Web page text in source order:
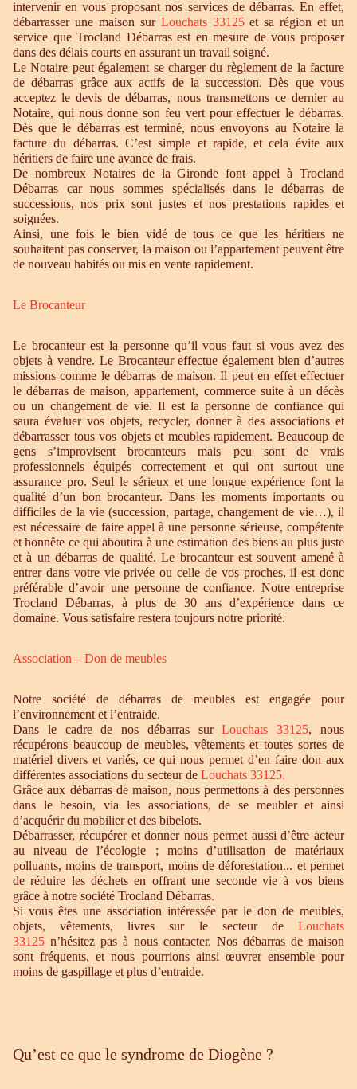
intervenir en vous proposant nos services de débarras. En effet,
débarrasser une maison sur Louchats 33125et sa région et un
service que Trocland Débarras est en mesure de vous proposer
dans des délais courts en assurant un travail soigné.
Le Notaire peut également se charger du règlement de la facture
de débarras grâce aux actifs de la succession. Dès que vous
acceptez le devis de débarras, nous transmettons ce dernier au
Notaire, qui nous donne son feu vert pour effectuer le débarras.
Dès que le débarras est terminé, nous envoyons au Notaire la
facture du débarras. C’est simple et rapide, et cela évite aux
héritiers de faire une avance de frais.
De nombreux Notaires de la Gironde font appel à Trocland
Débarras car nous sommes spécialisés dans le débarras de
successions, nos prix sont justes et nos prestations rapides et
soignées.
Ainsi, une fois le bien vidé de tous ce que les héritiers ne
souhaitent pas conserver, la maison ou l’appartement peuvent être
de nouveau habités ou mis en vente rapidement.
Le Brocanteur
Le brocanteur est la personne qu’il vous faut si vous avez des
objets à vendre. Le Brocanteur effectue également bien d’autres
missions comme le débarras de maison. Il peut en effet effectuer
le débarras de maison, appartement, commerce suite à un décès
ou un changement de vie. Il est la personne de confiance qui
saura évaluer vos objets, recycler, donner à des associations et
débarrasser tous vos objets et meubles rapidement. Beaucoup de
gens s’improvisent brocanteurs mais peu sont de vrais
professionnels équipés correctement et qui ont surtout une
assurance pro. Seul le sérieux et une longue expérience font la
qualité d’un bon brocanteur. Dans les moments importants ou
difficiles de la vie (succession, partage, changement de vie…), il
est nécessaire de faire appel à une personne sérieuse, compétente
et honnête ce qui aboutira à une estimation des biens au plus juste
et à un débarras de qualité. Le brocanteur est souvent amené à
entrer dans votre vie privée ou celle de vos proches, il est donc
préférable d’avoir une personne de confiance. Notre entreprise
Trocland Débarras, à plus de 30 ans d’expérience dans ce
domaine. Vous satisfaire restera toujours notre priorité.
Association – Don de meubles
Notre société de débarras de meubles est engagée pour
l’environnement et l’entraide.
Dans le cadre de nos débarras surLouchats 33125, nous
récupérons beaucoup de meubles, vêtements et toutes sortes de
matériel divers et variés, ce qui nous permet d’en faire don aux
différentes associations du secteur de Louchats 33125.
Grâce aux débarras de maison, nous permettons à des personnes
dans le besoin, via les associations, de se meubler et ainsi
d’acquérir du mobilier et des bibelots.
Débarrasser, récupérer et donner nous permet aussi d’être acteur
au niveau de l’écologie ; moins d’utilisation de matériaux
polluants, moins de transport, moins de déforestation... et permet
de réduire les déchets en offrant une seconde vie à vos biens
grâce à notre société Trocland Débarras.
Si vous êtes une association intéressée par le don de meubles,
objets, vêtements, livres sur le secteur de Louchats
33125 n’hésitez pas à nous contacter. Nos débarras de maison
sont fréquents, et nous pourrions ainsi œuvrer ensemble pour
moins de gaspillage et plus d’entraide.
Qu’est ce que le syndrome de Diogène ?